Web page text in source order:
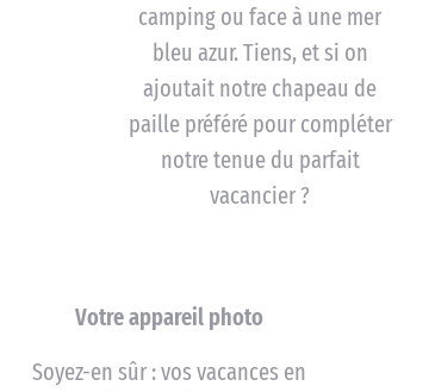
camping ou face à une mer
bleu azur. Tiens, et si on
ajoutait notre chapeau de
paille préféré pour compléter
notre tenue du parfait
vacancier ?
Votre appareil photo
Soyez-en sûr : vos vacances en